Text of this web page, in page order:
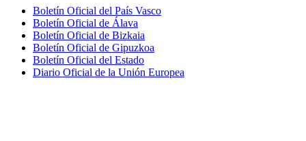
Boletín Oficial del País Vasco
Boletín Oficial de Álava
Boletín Oficial de Bizkaia
Boletín Oficial de Gipuzkoa
Boletín Oficial del Estado
Diario Oficial de la Unión Europea